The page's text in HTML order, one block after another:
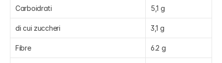
Carboidrati 5,1 g
di cui zuccheri 3,1 g
Fibre 6.2 g